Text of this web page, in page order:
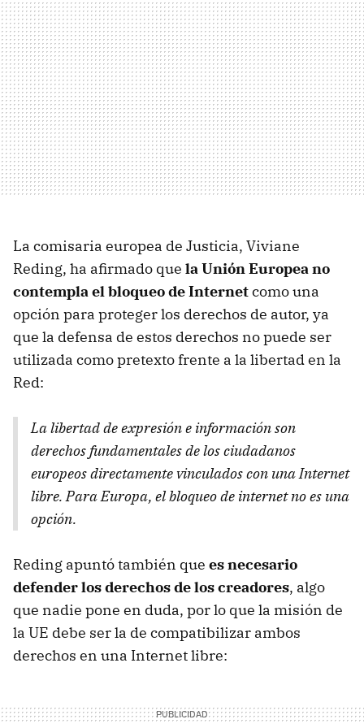
La comisaria europea de Justicia, Viviane
Reding, ha afirmado que la Unión Europea no
contempla el bloqueo de Internetcomo una
opción para proteger los derechos de autor, ya
que la defensa de estos derechos no puede ser
utilizada como pretexto frente a la libertad en la
Red:
La libertad de expresión e información son
derechos fundamentales de los ciudadanos
europeos directamente vinculados con una Internet
libre. Para Europa, el bloqueo de internet no es una
opción.
Reding apuntó también que es necesario
defender los derechos de los creadores, algo
que nadie pone en duda, por lo que la misión de
la UE debe ser la de compatibilizar ambos
derechos en una Internet libre: